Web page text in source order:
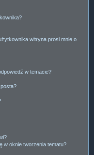
witryna prosi mnie o
w temacie?
w oknie tworzenia tematu?